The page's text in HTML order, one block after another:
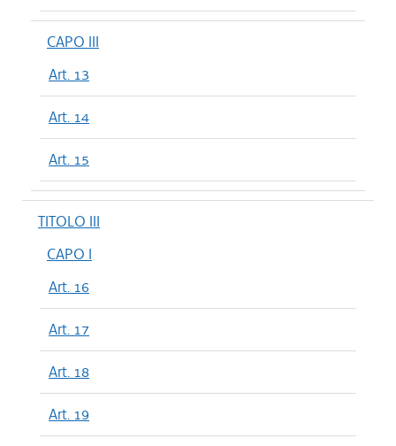
CAPO III
Art. 13
Art. 14
Art. 15
TITOLO III
CAPO I
Art. 16
Art. 17
Art. 18
Art. 19